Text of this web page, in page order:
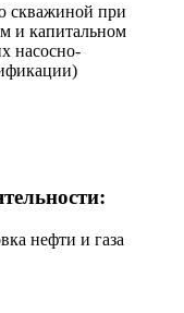
скважиной при
и капитальном
насосно-
нефти и газа